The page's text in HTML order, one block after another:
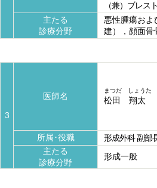
（兼）ブレス
主たる
診療分野
悪性腫瘍およ
建），顔面骨
3
医師名
まつだ しょうた
松田 翔太
所属･役職
形成外科 副部
主たる
診療分野
形成一般